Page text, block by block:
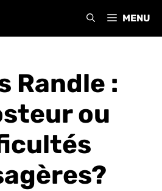
MENU
Randle :
ou